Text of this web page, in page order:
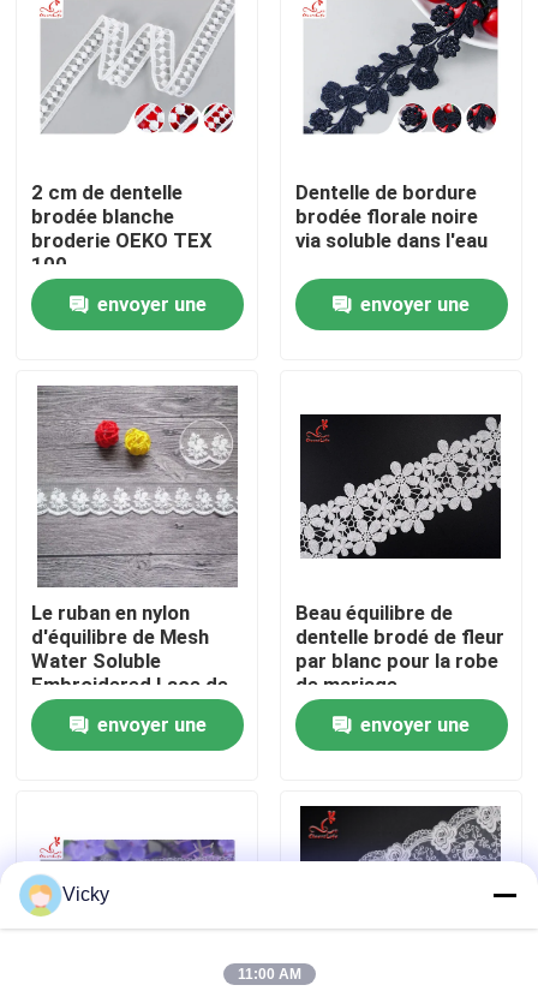
Maison
Au sujet de nous
Visite d'usine
Contrôle de qualité
Contactez-nous
Demandez une citation
Exhibition Information
tissu brodé de dentelle
équilibre brodé de dentelle
2 cm de dentelle
brodée blanche
broderie OEKO TEX
100
envoyer une
Dentelle de bordure
brodée florale noire
via soluble dans l'eau
envoyer une
Le ruban en nylon
d'équilibre de Mesh
Water Soluble
Embroidered Lace de
coton pour des
femmes s'habillent
envoyer une
Beau équilibre de
dentelle brodé de fleur
par blanc pour la robe
de mariage
envoyer une
Vicky
11:00 AM